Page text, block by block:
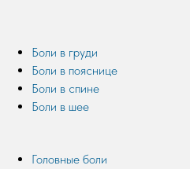
Боли в груди
Боли в пояснице
Боли в спине
Боли в шее
Головные боли